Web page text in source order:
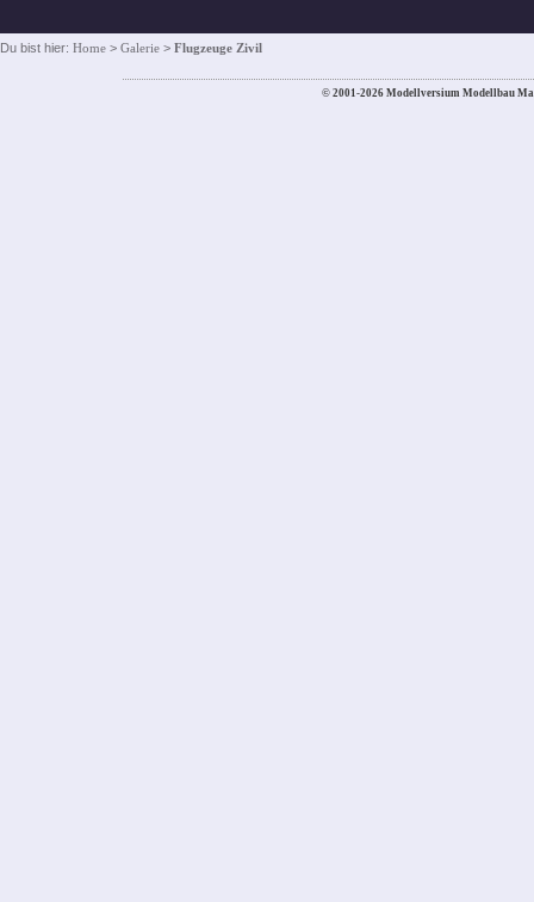
Du bist hier: Home > Galerie > Flugzeuge Zivil
© 2001-2026 Modellversium Modellbau